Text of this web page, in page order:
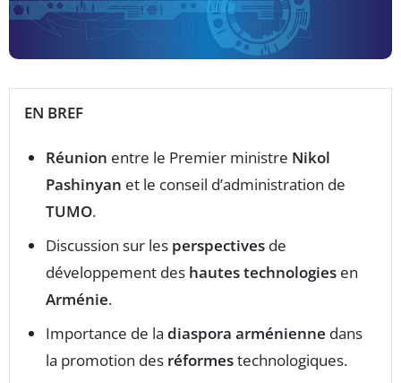
EN BREF
Réunion entre le Premier ministre Nikol
Pashinyan et le conseil d’administration de
TUMO.
Discussion sur les perspectives de
développement des hautes technologies en
Arménie.
Importance de la diaspora arménienne dans
la promotion des réformestechnologiques.